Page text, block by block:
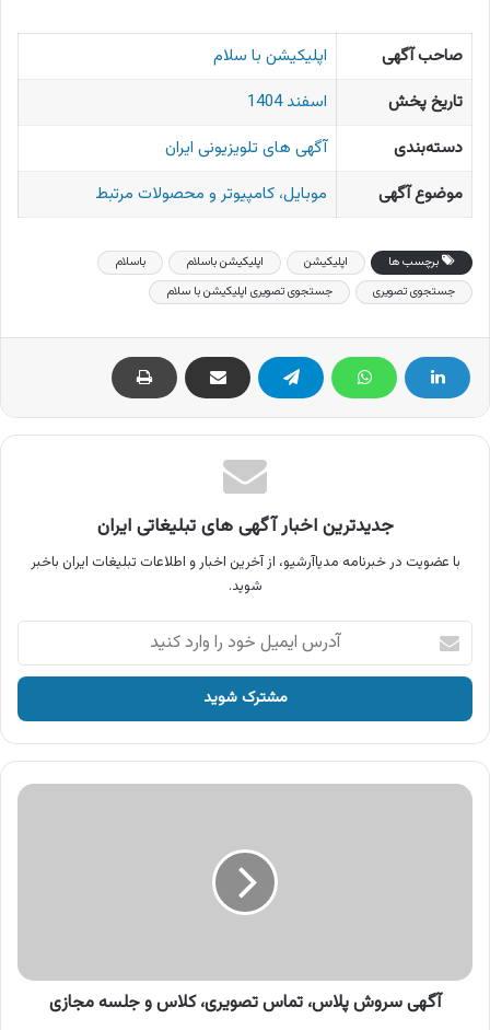
صاحب آگهی
اپلیکیشن با سلام
تاریخ پخش
اسفند 1404
دسته‌بندی
آگهی های تلویزیونی ایران
موضوع آگهی
موبایل، کامپیوتر و محصولات مرتبط
برچسب ها اپلیکیشن اپلیکیشن باسلام
باسلام
جستجوی تصویری
جستجوی تصویری اپلیکیشن با سلام
جدیدترین اخبار آگهی های تبلیغاتی ایران
با عضویت در خبرنامه مدیاآرشیو، از آخرین اخبار و اطلاعات تبلیغات ایران باخبر
شوید.
آدرس
ایمیل
خود
وارد
کنید
آگهی
مجازی
آگهی سروش پلاس، تماس تصویری، کلاس و جلسه مجازی